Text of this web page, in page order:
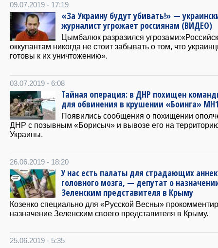
09.07.2019 - 17:19
«За Украину будут убивать!» —
журналист угрожает россиянам (ВИДЕО)
Цымбалюк разразился
оккупантам никогда не стоит забывать о том, что
готовы к их уничтожению».
03.07.2019 - 6:08
Тайная операция: в ДНР похищен
для обвинения в крушении «Боинга»
Появились сообщения о похищении
ДНР с позывным «Борисыч» и вывозе его на
Украины.
26.06.2019 - 18:20
У нас есть палаты для страдающих
головного мозга, — депутат о
Зеленским представителя в Крыму
Козенко специально для «Русской Весны»
назначение Зеленским своего представителя в Крыму.
25.06.2019 - 5:35